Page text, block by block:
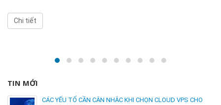
TIN MỚI
CÁC YẾU TỐ CẦN CÂN NHẮC KHI CHỌN CLOUD VPS CHO